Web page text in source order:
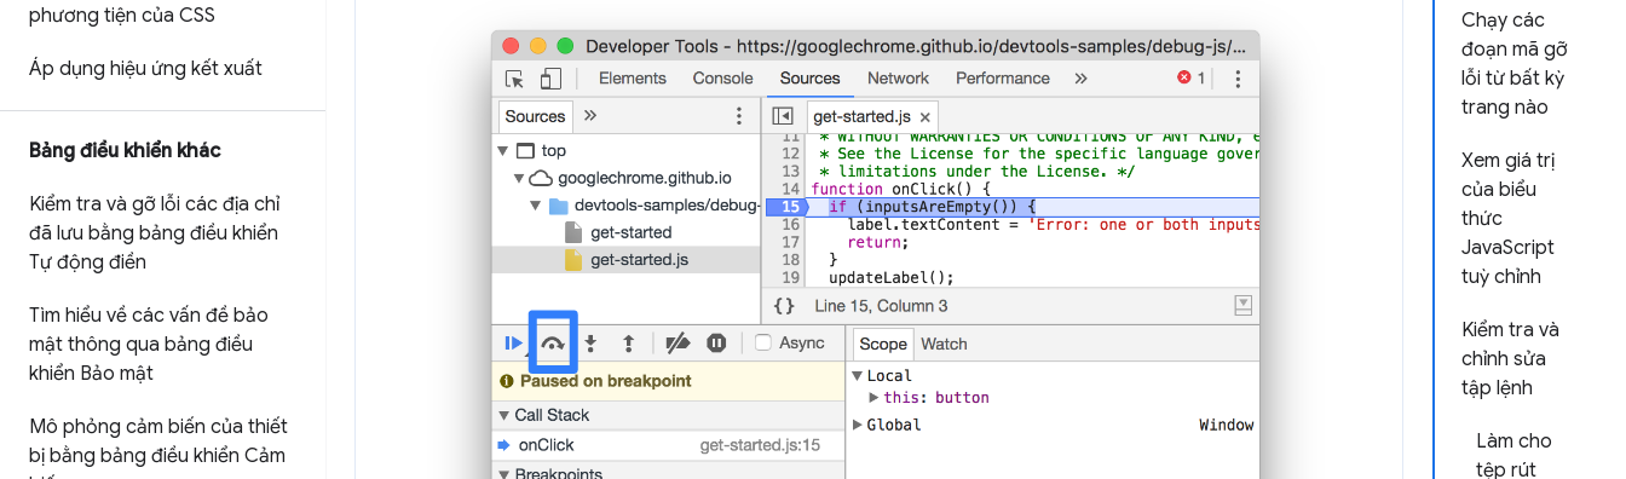
phương tiện của CSS
Áp dụng hiệu ứng kết xuất
Bảng điều khiển khác
Kiểm tra và gỡ lỗi các địa chỉ
đã lưu bằng bảng điều khiển
Tự động điền
Tìm hiểu về các vấn đề bảo
mật thông qua bảng điều
khiển Bảo mật
Mô phỏng cảm biến của thiết
bị bằng bảng điều khiển Cảm
Chạy các
đoạn mã gỡ
lỗi từ bất kỳ
trang nào
Xem giá trị
của biểu
thức
JavaScript
tuỳ chỉnh
Kiểm tra và
chỉnh sửa
tập lệnh
Làm cho
tệp rút